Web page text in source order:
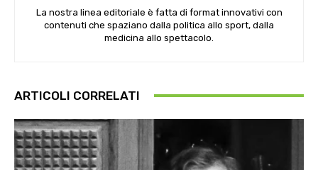
La nostra linea editoriale è fatta di format innovativi con
contenuti che spaziano dalla politica allo sport, dalla
medicina allo spettacolo.
ARTICOLI CORRELATI